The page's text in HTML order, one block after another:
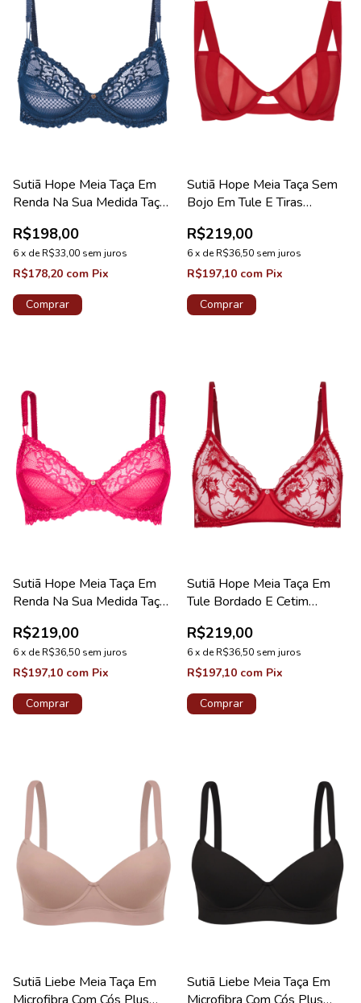
Sutiã Hope Meia Taça Em
Renda Na Sua Medida Taça
Valência
R$198,00
6x deR$33,00 sem juros
R$178,20 com Pix
Comprar
Sutiã Hope Meia Taça Sem
Bojo Em Tule E Tiras
Fascínio
R$219,00
6x deR$36,50 sem juros
R$197,10 com Pix
Comprar
Sutiã Hope Meia Taça Em
Renda Na Sua Medida Taça
Valência
R$219,00
6x deR$36,50 sem juros
R$197,10 com Pix
Comprar
Sutiã Hope Meia Taça Em
Tule Bordado E Cetim
Gardênia
R$219,00
6x deR$36,50 sem juros
R$197,10 com Pix
Comprar
Sutiã Liebe Meia Taça Em
Sutiã Liebe Meia Taça Em